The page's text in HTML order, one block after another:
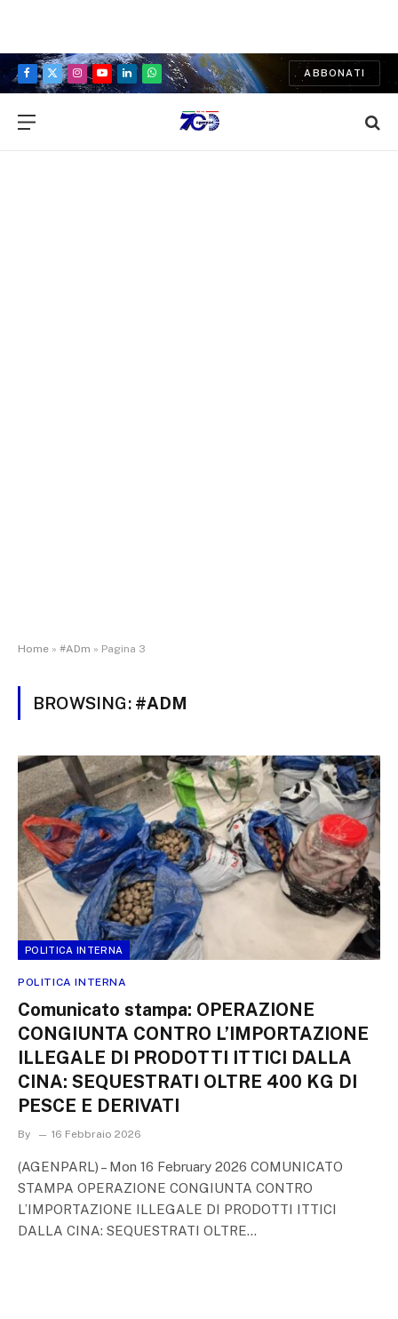
Facebook
X
Instagram
YouTubeLinkedInWhatsApp
ABBONATI
Home » #ADm » Pagina 3
BROWSING: #ADM
POLITICA INTERNA
POLITICA INTERNA
Comunicato stampa: OPERAZIONE
CONGIUNTA CONTRO L’IMPORTAZIONE
ILLEGALE DI PRODOTTI ITTICI DALLA
CINA: SEQUESTRATI OLTRE 400 KG DI
PESCE E DERIVATI
By 16 Febbraio 2026
(AGENPARL) – Mon 16 February 2026 COMUNICATO
STAMPA OPERAZIONE CONGIUNTA CONTRO
L’IMPORTAZIONE ILLEGALE DI PRODOTTI ITTICI
DALLA CINA: SEQUESTRATI OLTRE…